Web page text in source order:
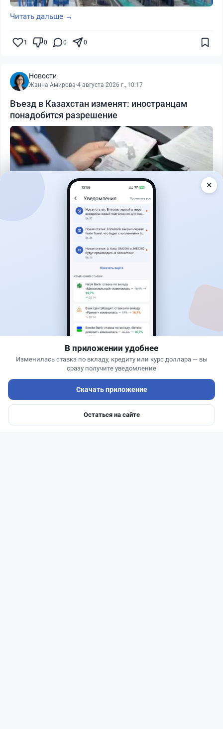
Читать дальше →
1 0 0 0
Новости
Жанна Амирова·4 августа 2026 г., 10:17
Въезд в Казахстан изменят: иностранцам
понадобится разрешение
1
5 августа 2026 г., 13:10
Alatau City Bank разыгрывает 33 млн тенге:
какие условия скрываются в правилах акции
Ипотеки Авто
✕
В приложении удобнее
Изменилась ставка по вкладу, кредиту или курс доллара — вы
сразу получите уведомление
Скачать приложение
Остаться на сайте